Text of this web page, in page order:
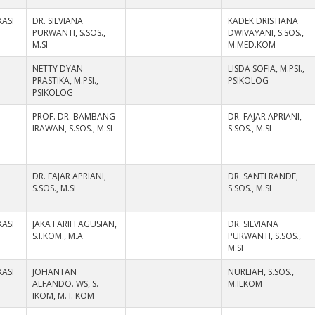
DR. SILVIANA
PURWANTI, S.SOS.,
M.SI
KADEK DRISTIANA
DWIVAYANI, S.SOS.,
M.MED.KOM
NETTY DYAN
PRASTIKA, M.PSI.,
PSIKOLOG
LISDA SOFIA, M.PSI.,
PSIKOLOG
PROF. DR. BAMBANG
IRAWAN, S.SOS., M.SI
DR. FAJAR APRIANI,
S.SOS., M.SI
DR. FAJAR APRIANI,
S.SOS., M.SI
DR. SANTI RANDE,
S.SOS., M.SI
JAKA FARIH AGUSIAN,
S.I.KOM., M.A
DR. SILVIANA
PURWANTI, S.SOS.,
M.SI
JOHANTAN
ALFANDO. WS, S.
IKOM, M. I. KOM
NURLIAH, S.SOS.,
M.ILKOM